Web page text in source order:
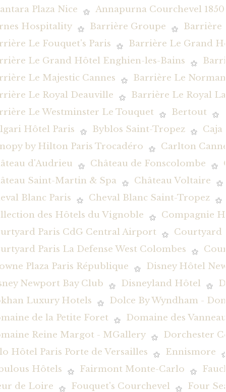
Plaza Nice
Annapurna Courchevel 1850
Hospitality
Barrière Groupe
Barrière
Le Fouquet's Paris
Barrière Le Grand
Le Grand Hôtel Enghien-les-Bains
Le Majestic Cannes
Barrière Le
Le Royal Deauville
Barrière Le Royal
Le Westminster Le Touquet
Bertout
Hôtel Paris
Byblos Saint-Tropez
by Hilton Paris Trocadéro
Carlton
d'Audrieu
Château de Fonscolombe
Saint-Martin & Spa
Château Voltaire
Blanc Paris
Cheval Blanc Saint-Tropez
des Hôtels du Vignoble
Compagnie
Paris CdG Central Airport
Courtyard
Paris La Defense West Colombes
Plaza Paris République
Disney Hôtel
Newport Bay Club
Disneyland Hôtel
Luxury Hotels
Dolce By Wyndham -
de la Petite Foret
Domaine des
Reine Margot - MGallery
Dorchester
Hôtel Paris Porte de Versailles
Ennismore
Hôtels
Fairmont Monte-Carlo
de Loire
Fouquet's Courchevel
Four